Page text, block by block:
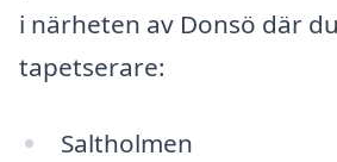
i närheten av Donsö där
tapetserare:
Saltholmen